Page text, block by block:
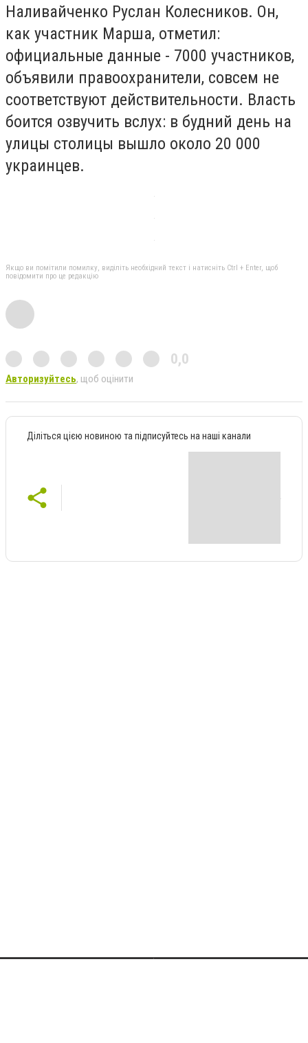
Наливайченко Руслан Колесников. Он,
как участник Марша, отметил:
официальные данные - 7000 участников,
объявили правоохранители, совсем не
соответствуют действительности. Власть
боится озвучить вслух: в будний день на
улицы столицы вышло около 20 000
украинцев.
Якщо ви помітили помилку, виділіть необхідний текст і натисніть Ctrl + Enter, щоб
повідомити про це редакцію
0,0
Авторизуйтесь, щоб оцінити
Діліться цією новиною та підписуйтесь на наші канали